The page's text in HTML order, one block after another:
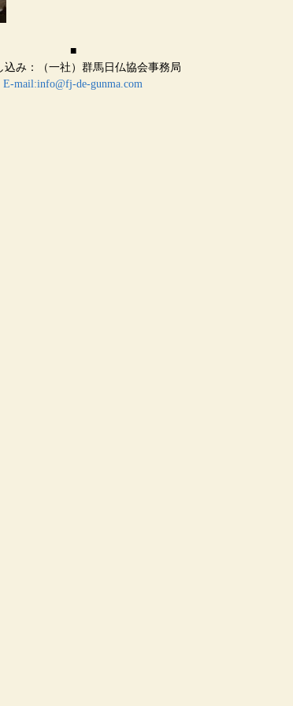
■
込み：（一社）群馬日仏協会事務局
E-mail:info@fj-de-gunma.com